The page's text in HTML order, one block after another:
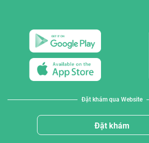
Đặt khám qua Website
Đặt khám